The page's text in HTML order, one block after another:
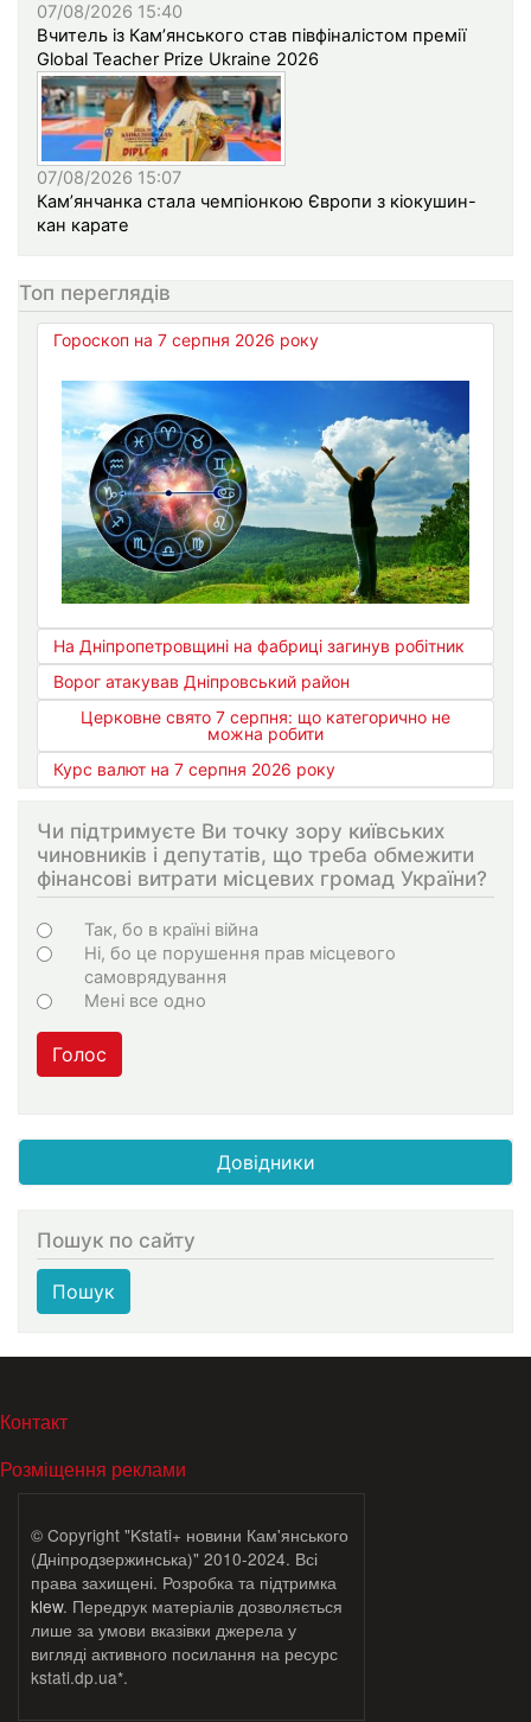
07/08/2026 15:40
Вчитель із Кам’янського став півфіналістом премії
Global Teacher Prize Ukraine 2026
07/08/2026 15:07
Кам’янчанка стала чемпіонкою Європи з кіокушин-
кан карате
Топ переглядів
Гороскоп на 7 серпня 2026 року
На Дніпропетровщині на фабриці загинув робітник
Ворог атакував Дніпровський район
Церковне свято 7 серпня: що категорично не
можна робити
Курс валют на 7 серпня 2026 року
Чи підтримуєте Ви точку зору київських
чиновників і депутатів, що треба обмежити
фінансові витрати місцевих громад України?
Варіанти
Так, бо в країні війна
Ні, бо це порушення прав місцевого
самоврядування
Мені все одно
Голос
Довідники
Пошук по сайту
Пошук
МЕНЮ В ПОДВАЛЕ
Контакт
Розміщення реклами
© Copyright "Kstati+ новини Кам'янського
(Дніпродзержинська)" 2010-2024. Всі
права захищені. Розробка та підтримка
klew. Передрук матеріалів дозволяється
лише за умови вказівки джерела у
вигляді активного посилання на ресурс
kstati.dp.ua*.